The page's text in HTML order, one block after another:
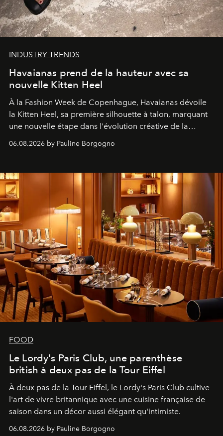
INDUSTRY TRENDS
Havaianas prend de la hauteur avec sa
nouvelle Kitten Heel
À la Fashion Week de Copenhague, Havaianas dévoile
la Kitten Heel, sa première silhouette à talon, marquant
une nouvelle étape dans l'évolution créative de la
06.08.2026 by Pauline Borgogno
FOOD
Le Lordy's Paris Club, une parenthèse
british à deux pas de la Tour Eiffel
À deux pas de la Tour Eiffel, le Lordy's Paris Club cultive
l'art de vivre britannique avec une cuisine française de
saison dans un décor aussi élégant qu'intimiste.
06.08.2026 by Pauline Borgogno